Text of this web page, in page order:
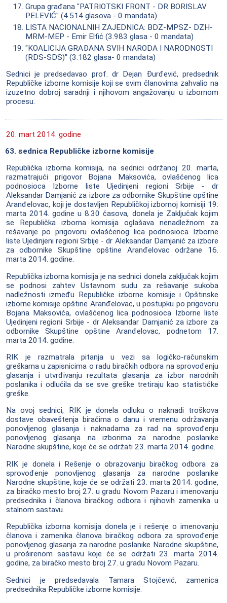
Grupa građana "PATRIOTSKI FRONT - DR BORISLAV
PELEVIĆ" (4.514 glasova - 0 mandata)
LISTA NACIONALNIH ZAJEDNICA: BDZ-MPSZ- DZH-
MRM-MEP - Emir Elfić (3.983 glasa - 0 mandata)
"KOALICIJA GRAĐANA SVIH NARODA I NARODNOSTI
(RDS-SDS)" (3.182 glasa- 0 mandata)
Sednici je predsedavao prof. dr Dejan Đurđević, predsednik
Republičke izborne komisije koji se svim članovima zahvalio na
izuzetno dobroj saradnji i njihovom angažovanju u izbornom
procesu.
20. mart 2014. godine
63. sednica Republičke izborne komisije
Republička izborna komisija, na sednici održanoj 20. marta,
razmatrajući prigovor Bojana Maksovića, ovlašćenog lica
podnosioca Izborne liste Ujedinjeni regioni Srbije - dr
Aleksandar Damjanić za izbore za odbornike Skupštine opštine
Aranđelovac, koji je dostavljen Republičkoj izbornoj komisiji 19.
marta 2014. godine u 8.30 časova, donela je Zaključak kojim
se Republička izborna komisija oglašava nenadležnom za
rešavanje po prigovoru ovlašćenog lica podnosioca Izborne
liste Ujedinjeni regioni Srbije - dr Aleksandar Damjanić za izbore
za odbornike Skupštine opštine Aranđelovac održane 16.
marta 2014. godine.
Republička izborna komisija je na sednici donela zaključak kojim
se podnosi zahtev Ustavnom sudu za rešavanje sukoba
nadležnosti između Republičke izborne komisije i Opštinske
izborne komisije opštine Aranđelovac, u postupku po prigovoru
Bojana Maksovića, ovlašćenog lica podnosioca Izborne liste
Ujedinjeni regioni Srbije - dr Aleksandar Damjanić za izbore za
odbornike Skupštine opštine Aranđelovac, podnetom 17.
marta 2014. godine.
RIK je razmatrala pitanja u vezi sa logičko-računskim
greškama u zapisnicima o radu biračkih odbora na sprovođenju
glasanja i utvrđivanju rezultata glasanja za izbor narodnih
poslanika i odlučila da se sve greške tretiraju kao statističke
greške.
Na ovoj sednici, RIK je donela odluku o naknadi troškova
dostave obaveštenja biračima o danu i vremenu održavanja
ponovljenog glasanja i naknadama za rad na sprovođenju
ponovljenog glasanja na izborima za narodne poslanike
Narodne skupštine, koje će se održati 23. marta 2014. godine.
RIK je donela i Rešenje o obrazovanju biračkog odbora za
sprovođenje ponovljenog glasanja za narodne poslanike
Narodne skupštine, koje će se održati 23. marta 2014. godine,
za biračko mesto broj 27. u gradu Novom Pazaru i imenovanju
predsednika i članova biračkog odbora i njihovih zamenika u
stalnom sastavu.
Republička izborna komisija donela je i rešenje o imenovanju
članova i zamenika članova biračkog odbora za sprovođenje
ponovljenog glasanja za narodne poslanike Narodne skupštine,
u proširenom sastavu koje će se održati 23. marta 2014.
godine, za biračko mesto broj 27. u gradu Novom Pazaru.
Sednici je predsedavala Tamara Stojčević, zamenica
predsednika Republičke izborne komisije.